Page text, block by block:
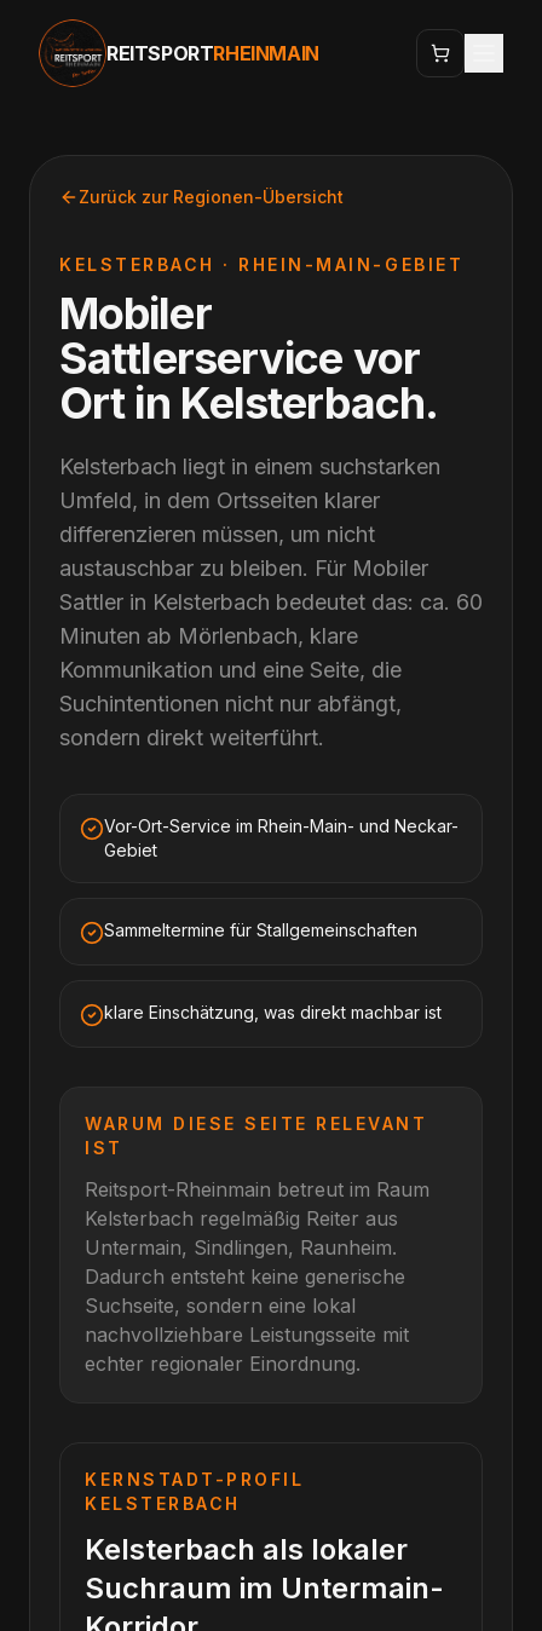
REITSPORTRHEINMAIN
Zurück zur Regionen-Übersicht
KELSTERBACH · RHEIN-MAIN-GEBIET
Mobiler
Sattlerservice vor
Ortin Kelsterbach.
Kelsterbach liegt in einem suchstarken
Umfeld, in dem Ortsseiten klarer
differenzieren müssen, um nicht
austauschbar zu bleiben. Für Mobiler
Sattler in Kelsterbach bedeutet das: ca. 60
Minuten ab Mörlenbach, klare
Kommunikation und eine Seite, die
Suchintentionen nicht nur abfängt,
sondern direkt weiterführt.
Vor-Ort-Service im Rhein-Main- und Neckar-
Gebiet
Sammeltermine für Stallgemeinschaften
klare Einschätzung, was direkt machbar ist
WARUM DIESE SEITE RELEVANT
IST
Reitsport-Rheinmain betreut im Raum
Kelsterbach regelmäßig Reiter aus
Untermain, Sindlingen, Raunheim.
Dadurch entsteht keine generische
Suchseite, sondern eine lokal
nachvollziehbare Leistungsseite mit
echter regionaler Einordnung.
KERNSTADT-PROFIL
KELSTERBACH
Kelsterbach als lokaler
Suchraum im Untermain-